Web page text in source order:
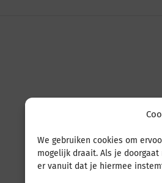
We gebruiken cookies om
mogelijk draait. Als je
er vanuit dat je hiermee